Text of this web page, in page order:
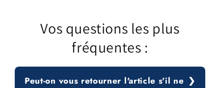
Vos questions les plus
fréquentes :
Peut-on vous retourner l'article s'il ne